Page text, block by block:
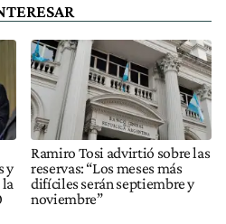
y
Ramiro Tosi advirtió sobre las
reservas: “Los meses más
difíciles serán septiembre y
noviembre”